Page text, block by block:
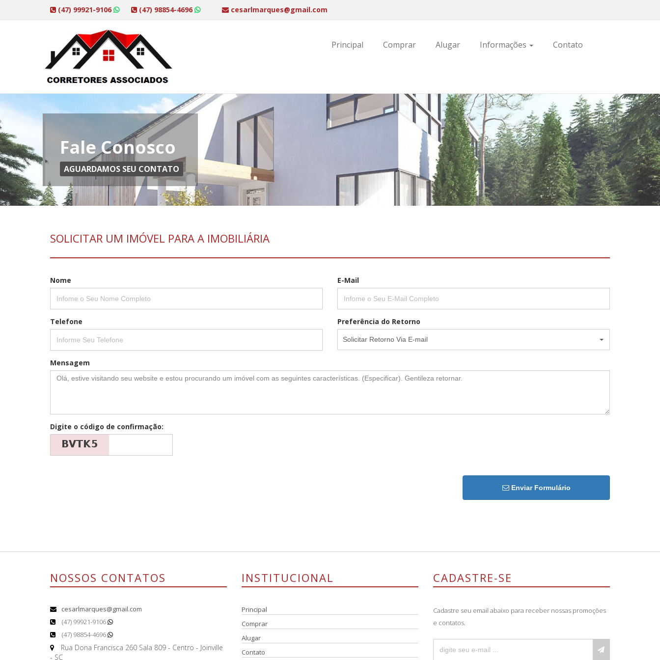
(47) 99921-9106 (47) 98854-4696 cesarlmarques@gmail.com
Principal Comprar Alugar Informações Contato
Fale Conosco
AGUARDAMOS SEU CONTATO
SOLICITAR UM IMÓVEL PARA A IMOBILIÁRIA
Nome E-Mail
Telefone Preferência do Retorno
Solicitar Retorno Via E-mail
Mensagem
Digite o código de confirmação:
Enviar Formulário
NOSSOS CONTATOS
cesarlmarques@gmail.com
(47) 99921-9106
(47) 98854-4696
Rua Dona Francisca 260 Sala 809 - Centro - Joinville
- SC
INSTITUCIONAL
Principal
Comprar
Alugar
Contato
CADASTRE-SE
Cadastre seu email abaixo para receber nossas promoções
e contatos.